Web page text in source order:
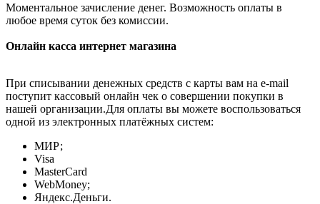
Моментальное зачисление денег. Возможность оплаты в
любое время суток без комиссии.
Онлайн касса интернет магазина
При списывании денежных средств с карты вам на e-mail
поступит кассовый онлайн чек о совершении покупки в
нашей организации.Для оплаты вы можете воспользоваться
одной из электронных платёжных систем:
МИР;
Visa
MasterCard
WebMoney;
Яндекс.Деньги.